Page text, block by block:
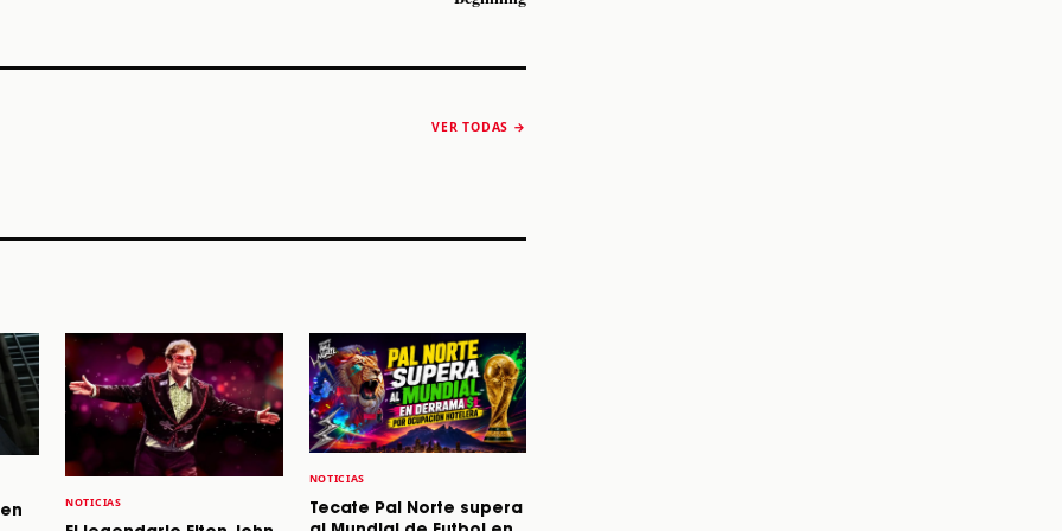
VER TODAS →
NOTICIAS
NOTICIAS
Tecate Pal Norte supera